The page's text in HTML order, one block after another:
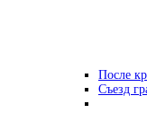
После
Съезд